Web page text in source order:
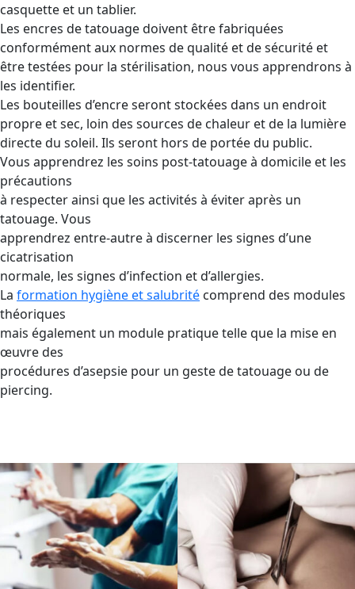
casquette et un tablier.
Les encres de tatouage doivent être fabriquées
conformément aux normes de qualité et de sécurité et
être testées pour la stérilisation, nous vous apprendrons à
les identifier.
Les bouteilles d’encre seront stockées dans un endroit
propre et sec, loin des sources de chaleur et de la lumière
directe du soleil. Ils seront hors de portée du public.
Vous apprendrez les soins post-tatouage à domicile et les
précautions
à respecter ainsi que les activités à éviter après un
tatouage. Vous
apprendrez entre-autre à discerner les signes d’une
cicatrisation
normale, les signes d’infection et d’allergies.
La formation hygiène et salubrité comprend des modules
théoriques
mais également un module pratique telle que la mise en
œuvre des
procédures d’asepsie pour un geste de tatouage ou de
piercing.